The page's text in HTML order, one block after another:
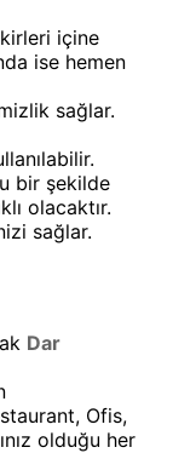
içine
ise hemen
sağlar.
bir şekilde
olacaktır.
sağlar.
Dar
Ofis,
olduğu her